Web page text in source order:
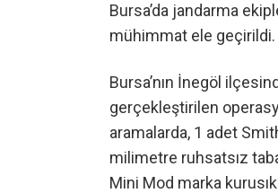
Bursa’da jandarma
mühimmat ele geçirildi.
Bursa’nın İnegöl
gerçekleştirilen
aramalarda, 1 adet
milimetre ruhsatsız
Mini Mod marka